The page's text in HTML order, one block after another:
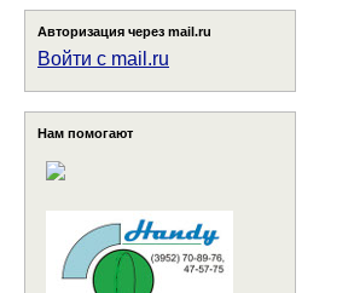
Авторизация через mail.ru
Войти с mail.ru
Нам помогают